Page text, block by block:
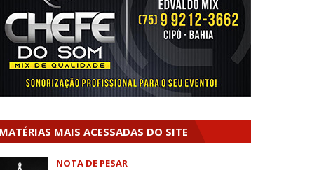
MATÉRIAS MAIS ACESSADAS DO SITE
NOTA DE PESAR